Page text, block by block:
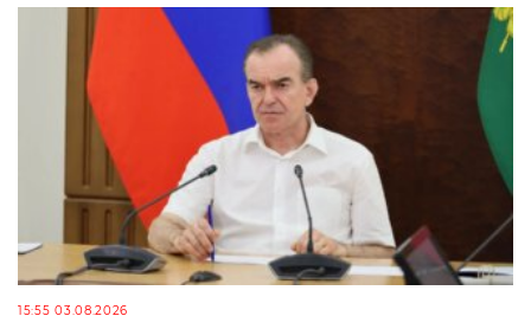
15:55 03.08.2026